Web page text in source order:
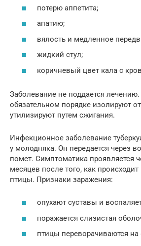
потерю аппетита;
апатию;
вялость и медленное
жидкий стул;
коричневый цвет кала с
Заболевание не поддается
обязательном порядке изолируют
утилизируют путем сжигания.
Инфекционное заболевание
у молодняка. Он передается через
помет. Симптоматика проявляется
месяцев после того, как
птицы. Признаки заражения:
опухают суставы и
поражается слизистая
птицы переворачиваются на